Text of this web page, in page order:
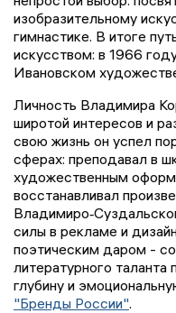
изобразительному
гимнастике. В итоге
искусством: в 1966
Ивановском
Личность Владимира
широтой интересов и
свою жизнь он успел
сферах: преподавал в
художественным
восстанавливал
силы в рекламе и
поэтическим даром -
литературного
глубину и
"Бренды России".